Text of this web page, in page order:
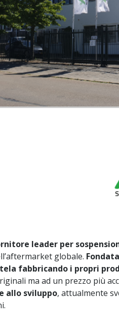
leader per
globale.
fabbricando i propri
ma ad un prezzo più
allo sviluppo, attualmente